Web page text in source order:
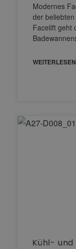
Modernes
der
Facelift geht
Kühl- und